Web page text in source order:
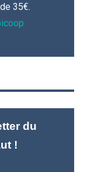
35€.
du
!